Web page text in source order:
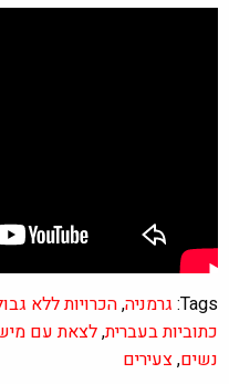
Tags: גרמניה,הכרויות ללא
כתוביות בעברית,לצאת עם
נשים,צעירים